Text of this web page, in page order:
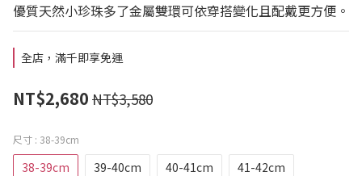
優質天然小珍珠多了金屬雙環可依穿搭變化且配戴更方便。
全店，滿千即享免運
NT$2,680 NT$3,580
尺寸 : 38-39cm
38-39cm 39-40cm 40-41cm
41-42cm